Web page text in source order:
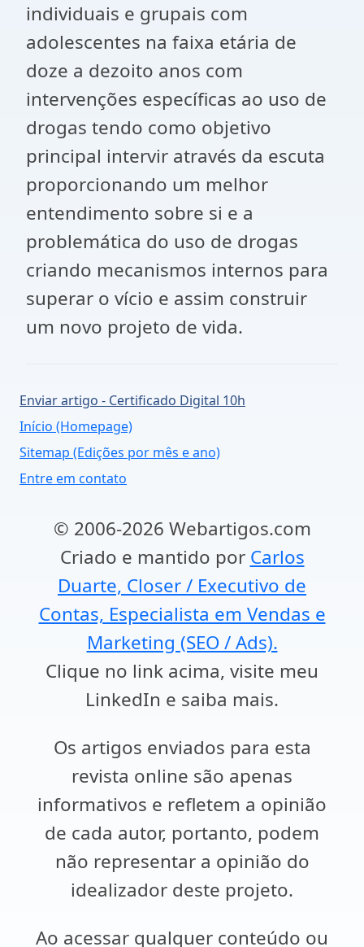
individuais e grupais com
adolescentes na faixa etária de
doze a dezoito anos com
intervenções específicas ao uso de
drogas tendo como objetivo
principal intervir através da escuta
proporcionando um melhor
entendimento sobre si e a
problemática do uso de drogas
criando mecanismos internos para
superar o vício e assim construir
um novo projeto de vida.
Enviar artigo - Certificado Digital 10h
Início (Homepage)
Sitemap (Edições por mês e ano)
Entre em contato
© 2006-2026 Webartigos.com
Criado e mantido por Carlos
Duarte, Closer / Executivo de
Contas, Especialista em Vendas e
Marketing (SEO / Ads).
Clique no link acima, visite meu
LinkedIn e saiba mais.
Os artigos enviados para esta
revista online são apenas
informativos e refletem a opinião
de cada autor, portanto, podem
não representar a opinião do
idealizador deste projeto.
Ao acessar qualquer conteúdo ou